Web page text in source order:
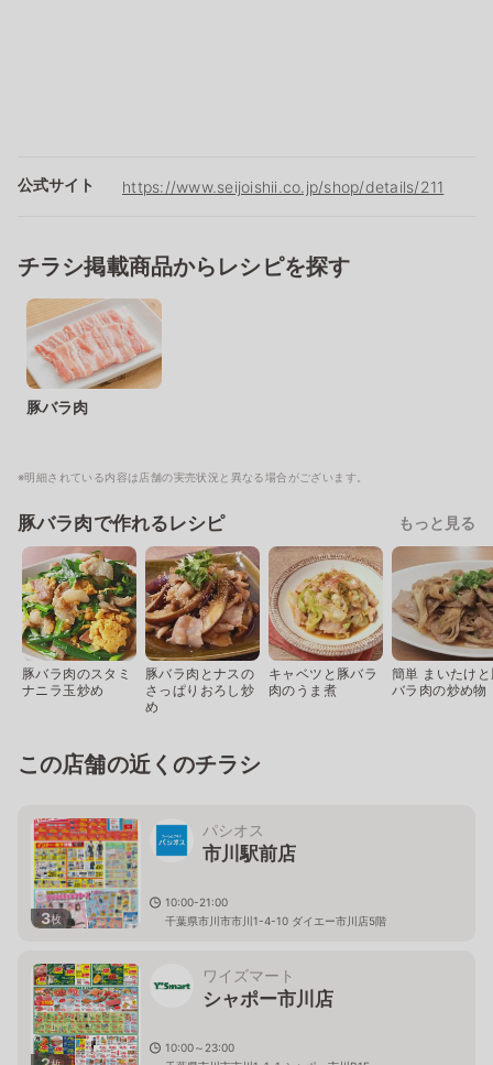
公式サイト https://www.seijoishii.co.jp/shop/details/211
チラシ掲載商品からレシピを探す
豚バラ肉
※明細されている内容は店舗の実売状況と異なる場合がございます。
豚バラ肉で作れるレシピ もっと見る
豚バラ肉のスタミ
ナニラ玉炒め
豚バラ肉とナスの
さっぱりおろし炒
め
キャベツと豚バラ
肉のうま煮
簡単 まいたけ
バラ肉の炒め物
この店舗の近くのチラシ
3枚
パシオス
市川駅前店
10:00-21:00
千葉県市川市市川1-4-10 ダイエー市川店5階
ワイズマート
シャポー市川店
10:00～23:00